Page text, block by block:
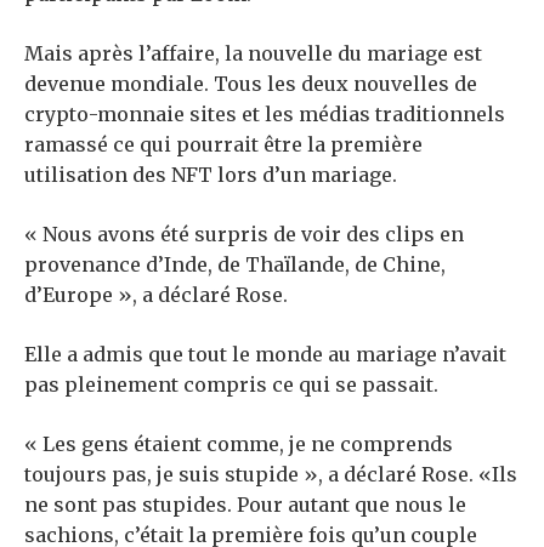
Mais après l’affaire, la nouvelle du mariage est
devenue mondiale. Tous les deux nouvelles de
crypto-monnaie sites et les médias traditionnels
ramassé ce qui pourrait être la première
utilisation des NFT lors d’un mariage.
« Nous avons été surpris de voir des clips en
provenance d’Inde, de Thaïlande, de Chine,
d’Europe », a déclaré Rose.
Elle a admis que tout le monde au mariage n’avait
pas pleinement compris ce qui se passait.
« Les gens étaient comme, je ne comprends
toujours pas, je suis stupide », a déclaré Rose. «Ils
ne sont pas stupides. Pour autant que nous le
sachions, c’était la première fois qu’un couple